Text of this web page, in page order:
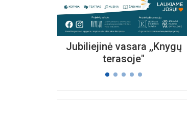
Jubiliejinė vasara ,,Knygų
terasoje"